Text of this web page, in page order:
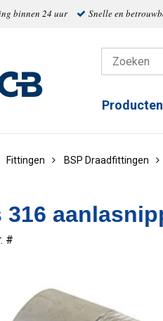
binnen 24 uur Snelle en
Producten
Fittingen BSP Draadfittingen
316
#